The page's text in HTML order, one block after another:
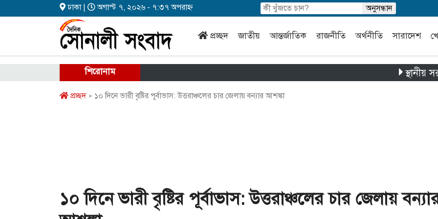
ঢাকা | অগাস্ট ৭, ২০২৬ - ৭:৩৭ অপরাহ্ন
প্রচ্ছদ জাতীয় আন্তর্জাতিক রাজনীতি অর্থনীতি সারাদেশ
শিরোনাম স্থানীয় সরকার
প্রচ্ছদ» ১০ দিনে ভারী বৃষ্টির পূর্বাভাস: উত্তরাঞ্চলের চার জেলায় বন্যার আশঙ্কা
১০ দিনে ভারী বৃষ্টির পূর্বাভাস: উত্তরাঞ্চলের চার জেলায়